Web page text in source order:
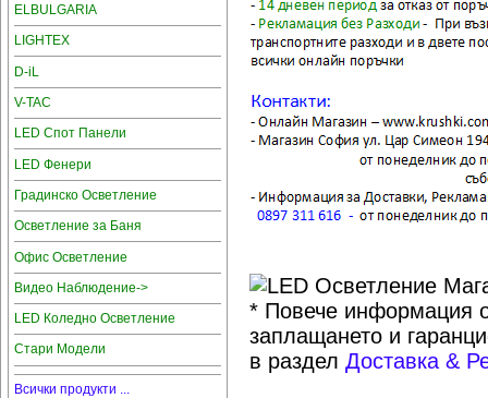
ELBULGARIA
LIGHTEX
D-iL
V-TAC
LED Спот Панели
LED Фенери
Градинско Осветление
Осветление за Баня
Офис Осветление
Видео Наблюдение->
LED Коледно Осветление
Стари Модели
Всички продукти ...
* Повече информация
заплащането и
в раздел Доставка &